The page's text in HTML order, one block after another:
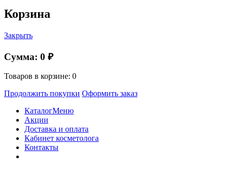
Корзина
Закрыть
Сумма: 0 ₽
Товаров в корзине: 0
Продолжить покупки Оформить заказ
КаталогМеню
Акции
Доставка и оплата
Кабинет косметолога
Контакты